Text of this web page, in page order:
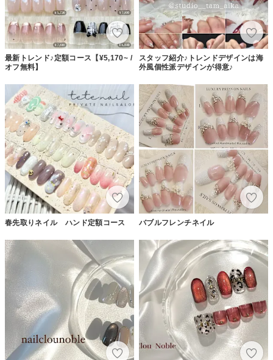
最新トレンド♪定額コース【¥5,170~ /
オフ無料】
スタッフ紹介♪トレンドデザインは海
外風個性派デザインが得意♪
春先取りネイル ハンド定額コース バブルフレンチネイル